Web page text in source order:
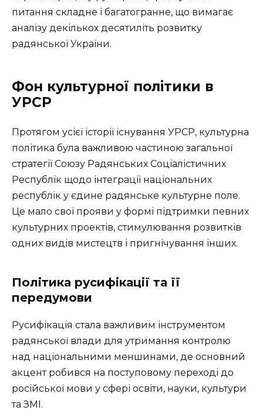
питання складне і багатогранне, що вимагає
аналізу декількох десятиліть розвитку
радянської України.
Фон культурної політики в
УРСР
Протягом усієї історії існування УРСР, культурна
політика була важливою частиною загальної
стратегії Союзу Радянських Соціалістичних
Республік щодо інтеграції національних
республік у єдине радянське культурне поле.
Це мало свої прояви у формі підтримки певних
культурних проектів, стимулювання розвитків
одних видів мистецтв і пригнічування інших.
Політика русифікації та її
передумови
Русифікація стала важливим інструментом
радянської влади для утримання контролю
над національними меншинами, де основний
акцент робився на поступовому переході до
російської мови у сфері освіти, науки, культури
та ЗМІ.